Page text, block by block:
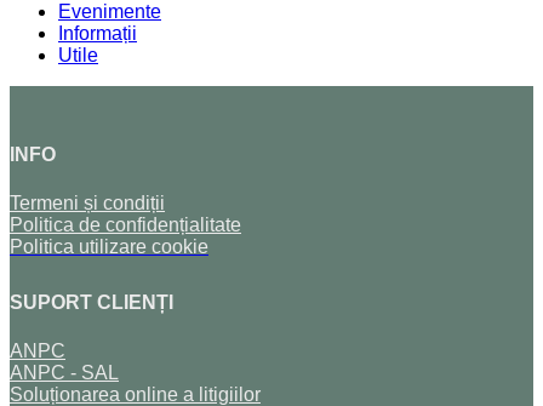
Evenimente
Informații
Utile
INFO
Termeni și condiții
Politica de confidențialitate
Politica utilizare cookie
SUPORT CLIENȚI
ANPC
ANPC - SAL
Soluționarea online a litigiilor